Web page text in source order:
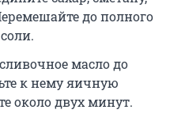
до полного
масло до
к нему яичную
около двух минут.